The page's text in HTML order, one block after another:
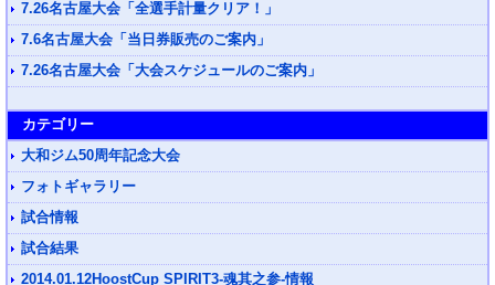
7.26名古屋大会「全選手計量クリア！」
7.6名古屋大会「当日券販売のご案内」
7.26名古屋大会「大会スケジュールのご案内」
カテゴリー
大和ジム50周年記念大会
フォトギャラリー
試合情報
試合結果
2014.01.12HoostCup SPIRIT3-魂其之参-情報